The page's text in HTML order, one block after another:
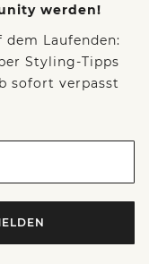
werden!
Laufenden:
Styling-Tipps
sofort verpasst